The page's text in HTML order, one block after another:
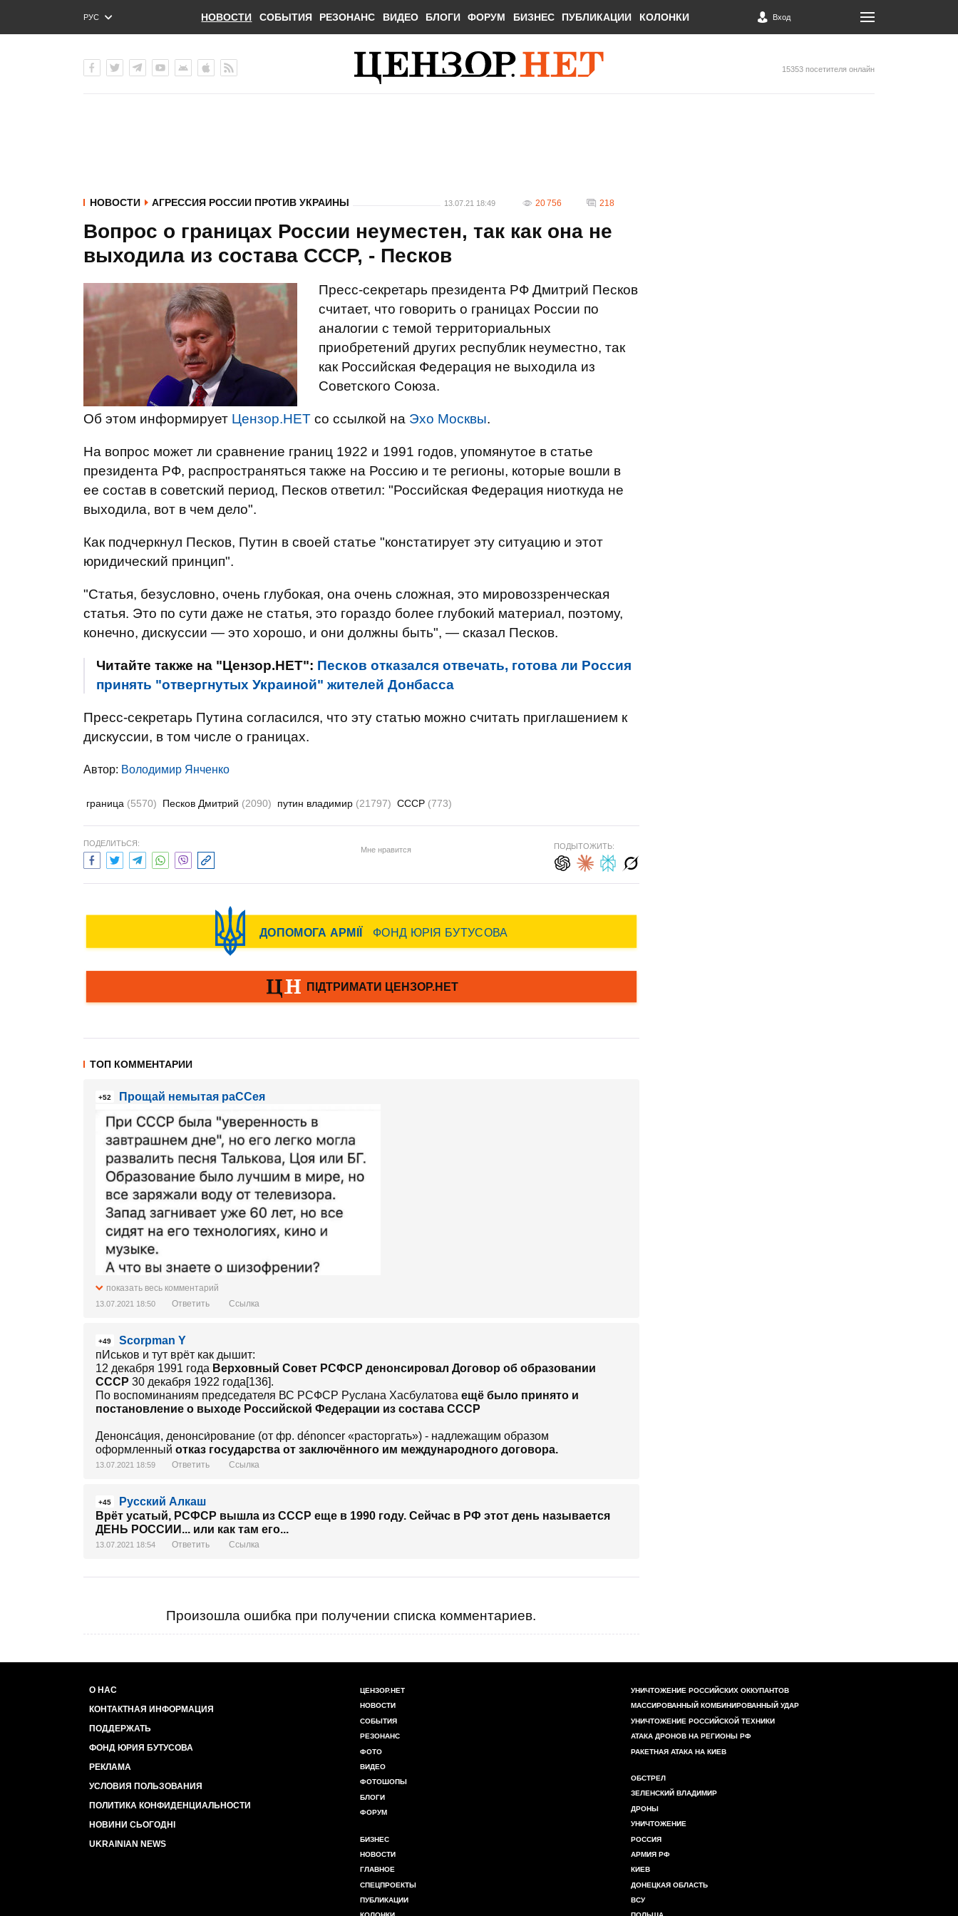
РУС
ENG
НОВОСТИ СОБЫТИЯ РЕЗОНАНС ВИДЕО БЛОГИ ФОРУМ БИЗНЕС ПУБЛИКАЦИИ КОЛОНКИ Вход
15353 посетителя онлайн
НОВОСТИ АГРЕССИЯ РОССИИ ПРОТИВ УКРАИНЫ 13.07.21 18:49 20 756 218
Вопрос о границах России неуместен, так как она не
выходила из состава СССР, - Песков
Пресс-секретарь президента РФ Дмитрий Песков
считает, что говорить о границах России по
аналогии с темой территориальных
приобретений других республик неуместно, так
как Российская Федерация не выходила из
Советского Союза.
Об этом информирует Цензор.НЕТ со ссылкой на Эхо Москвы.
На вопрос может ли сравнение границ 1922 и 1991 годов, упомянутое в статье
президента РФ, распространяться также на Россию и те регионы, которые вошли в
ее состав в советский период, Песков ответил: "Российская Федерация ниоткуда не
выходила, вот в чем дело".
Как подчеркнул Песков, Путин в своей статье "констатирует эту ситуацию и этот
юридический принцип".
"Статья, безусловно, очень глубокая, она очень сложная, это мировоззренческая
статья. Это по сути даже не статья, это гораздо более глубокий материал, поэтому,
конечно, дискуссии — это хорошо, и они должны быть", — сказал Песков.
Читайте также на "Цензор.НЕТ": Песков отказался отвечать, готова ли Россия
принять "отвергнутых Украиной" жителей Донбасса
Пресс-секретарь Путина согласился, что эту статью можно считать приглашением к
дискуссии, в том числе о границах.
Автор: Володимир Янченко
граница (5570) Песков Дмитрий (2090) путин владимир (21797) СССР (773)
ПОДЕЛИТЬСЯ:
Мне нравится ПОДЫТОЖИТЬ:
ТОП КОММЕНТАРИИ
+52 Прощай немытая раССея
показать весь комментарий
13.07.2021 18:50 Ответить Ссылка
+49
Scorpman Y
пИськов и тут врёт как дышит:
12 декабря 1991 года Верховный Совет РСФСР денонсировал Договор об образовании
СССР 30 декабря 1922 года[136].
По воспоминаниям председателя ВС РСФСР Руслана Хасбулатова ещё было принято и
постановление о выходе Российской Федерации из состава СССР
Денонса́ция, денонси́рование (от фр. dénoncer «расторгать») - надлежащим образом
оформленный отказ государства от заключённого им международного договора.
13.07.2021 18:59 Ответить Ссылка
+45
Русский Алкаш
Врёт усатый, РСФСР вышла из СССР еще в 1990 году. Сейчас в РФ этот день называется
ДЕНЬ РОССИИ... или как там его...
13.07.2021 18:54 Ответить Ссылка
Произошла ошибка при получении списка комментариев.
О НАС
КОНТАКТНАЯ ИНФОРМАЦИЯ
ПОДДЕРЖАТЬ
ФОНД ЮРИЯ БУТУСОВА
РЕКЛАМА
УСЛОВИЯ ПОЛЬЗОВАНИЯ
ПОЛИТИКА КОНФИДЕНЦИАЛЬНОСТИ
НОВИНИ СЬОГОДНІ
UKRAINIAN NEWS
ЦЕНЗОР.НЕТ
НОВОСТИ
СОБЫТИЯ
РЕЗОНАНС
ФОТО
ВИДЕО
ФОТОШОПЫ
БЛОГИ
ФОРУМ
БИЗНЕС
НОВОСТИ
ГЛАВНОЕ
СПЕЦПРОЕКТЫ
ПУБЛИКАЦИИ
УНИЧТОЖЕНИЕ РОССИЙСКИХ ОККУПАНТОВ
МАССИРОВАННЫЙ КОМБИНИРОВАННЫЙ УДАР
УНИЧТОЖЕНИЕ РОССИЙСКОЙ ТЕХНИКИ
АТАКА ДРОНОВ НА РЕГИОНЫ РФ
РАКЕТНАЯ АТАКА НА КИЕВ
ОБСТРЕЛ
ЗЕЛЕНСКИЙ ВЛАДИМИР
ДРОНЫ
УНИЧТОЖЕНИЕ
РОССИЯ
АРМИЯ РФ
КИЕВ
ДОНЕЦКАЯ ОБЛАСТЬ
ВСУ